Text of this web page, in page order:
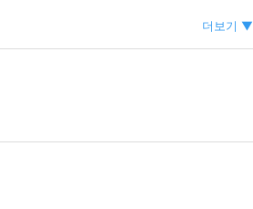
더보기 ▼